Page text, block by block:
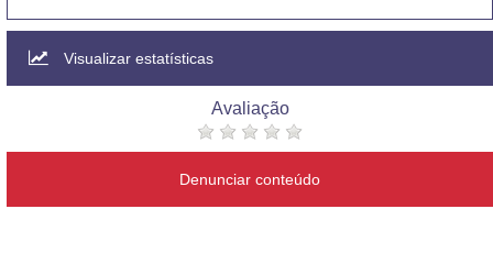
Visualizar estatísticas
Avaliação
Denunciar conteúdo